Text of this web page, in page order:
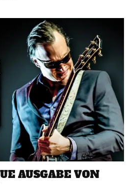
AUSGABE VON